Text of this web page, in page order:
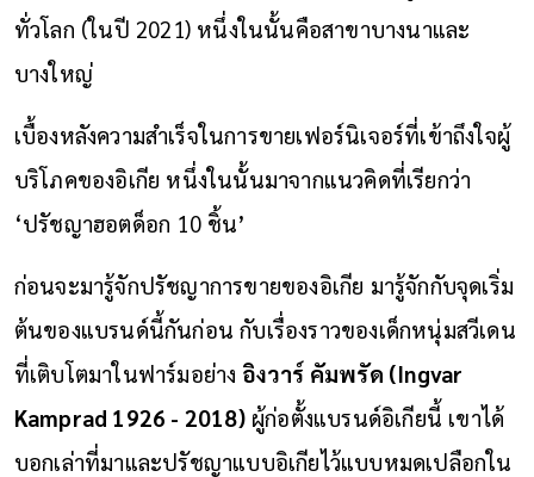
ทั่วโลก (ในปี 2021) หนึ่งในนั้นคือสาขาบางนาและ
บางใหญ่
เบื้องหลังความสำเร็จในการขายเฟอร์นิเจอร์ที่เข้าถึงใจผู้
บริโภคของอิเกีย หนึ่งในนั้นมาจากแนวคิดที่เรียกว่า
‘ปรัชญาฮอตด็อก 10 ชิ้น’
ก่อนจะมารู้จักปรัชญาการขายของอิเกีย มารู้จักกับจุดเริ่ม
ต้นของแบรนด์นี้กันก่อน กับเรื่องราวของเด็กหนุ่มสวีเดน
ที่เติบโตมาในฟาร์มอย่าง อิงวาร์ คัมพรัด (Ingvar
Kamprad 1926 - 2018)ผู้ก่อตั้งแบรนด์อิเกียนี้ เขาได้
บอกเล่าที่มาและปรัชญาแบบอิเกียไว้แบบหมดเปลือกใน